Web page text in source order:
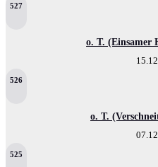
527
o. T. (Einsamer
526
o. T.
525